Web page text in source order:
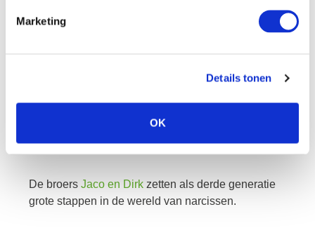
Marketing
Details tonen
OK
jaco en dirk
De broers Jaco en Dirk zetten als derde generatie
grote stappen in de wereld van narcissen.